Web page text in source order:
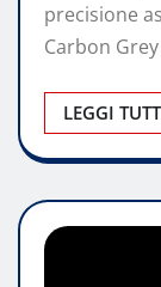
precisione
Carbon
LEGGI